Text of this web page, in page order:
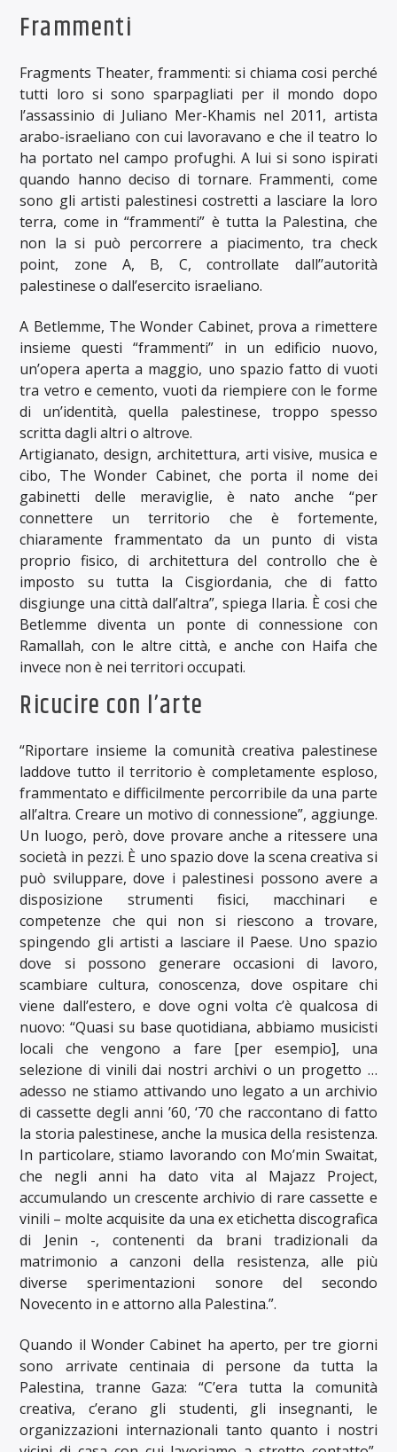
Frammenti
Fragments Theater, frammenti: si chiama cosi perché
tutti loro si sono sparpagliati per il mondo dopo
l’assassinio di Juliano Mer-Khamis nel 2011, artista
arabo-israeliano con cui lavoravano e che il teatro lo
ha portato nel campo profughi. A lui si sono ispirati
quando hanno deciso di tornare. Frammenti, come
sono gli artisti palestinesi costretti a lasciare la loro
terra, come in “frammenti” è tutta la Palestina, che
non la si può percorrere a piacimento, tra check
point, zone A, B, C, controllate dall’’autorità
palestinese o dall’esercito israeliano.
A Betlemme, The Wonder Cabinet, prova a rimettere
insieme questi “frammenti” in un edificio nuovo,
un’opera aperta a maggio, uno spazio fatto di vuoti
tra vetro e cemento, vuoti da riempiere con le forme
di un’identità, quella palestinese, troppo spesso
scritta dagli altri o altrove.
Artigianato, design, architettura, arti visive, musica e
cibo, The Wonder Cabinet, che porta il nome dei
gabinetti delle meraviglie, è nato anche “per
connettere un territorio che è fortemente,
chiaramente frammentato da un punto di vista
proprio fisico, di architettura del controllo che è
imposto su tutta la Cisgiordania, che di fatto
disgiunge una città dall’altra”, spiega Ilaria. È cosi che
Betlemme diventa un ponte di connessione con
Ramallah, con le altre città, e anche con Haifa che
invece non è nei territori occupati.
Ricucire con l’arte
“Riportare insieme la comunità creativa palestinese
laddove tutto il territorio è completamente esploso,
frammentato e difficilmente percorribile da una parte
all’altra. Creare un motivo di connessione”, aggiunge.
Un luogo, però, dove provare anche a ritessere una
società in pezzi. È uno spazio dove la scena creativa si
può sviluppare, dove i palestinesi possono avere a
disposizione strumenti fisici, macchinari e
competenze che qui non si riescono a trovare,
spingendo gli artisti a lasciare il Paese. Uno spazio
dove si possono generare occasioni di lavoro,
scambiare cultura, conoscenza, dove ospitare chi
viene dall’estero, e dove ogni volta c’è qualcosa di
nuovo: “Quasi su base quotidiana, abbiamo musicisti
locali che vengono a fare [per esempio], una
selezione di vinili dai nostri archivi o un progetto …
adesso ne stiamo attivando uno legato a un archivio
di cassette degli anni ’60, ‘70 che raccontano di fatto
la storia palestinese, anche la musica della resistenza.
In particolare, stiamo lavorando con Mo’min Swaitat,
che negli anni ha dato vita al Majazz Project,
accumulando un crescente archivio di rare cassette e
vinili – molte acquisite da una ex etichetta discografica
di Jenin -, contenenti da brani tradizionali da
matrimonio a canzoni della resistenza, alle più
diverse sperimentazioni sonore del secondo
Novecento in e attorno alla Palestina.”.
Quando il Wonder Cabinet ha aperto, per tre giorni
sono arrivate centinaia di persone da tutta la
Palestina, tranne Gaza: “C’era tutta la comunità
creativa, c’erano gli studenti, gli insegnanti, le
organizzazioni internazionali tanto quanto i nostri